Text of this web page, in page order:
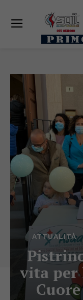
ATTUALITÀ
vita per